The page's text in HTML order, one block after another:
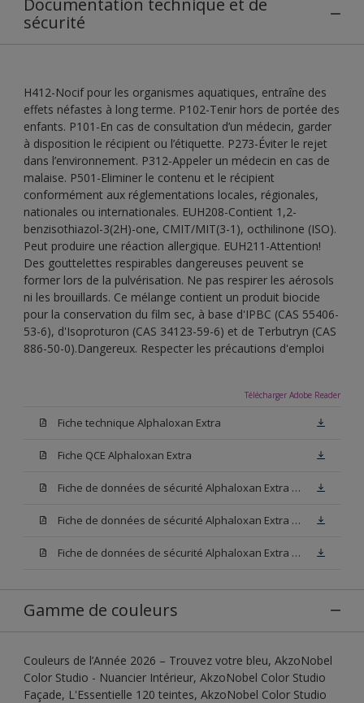
sécurité
H412-Nocif pour les organismes aquatiques, entraîne des
effets néfastes à long terme. P102-Tenir hors de portée des
enfants. P101-En cas de consultation d’un médecin, garder
à disposition le récipient ou l’étiquette. P273-Éviter le rejet
dans l’environnement. P312-Appeler un médecin en cas de
malaise. P501-Eliminer le contenu et le récipient
conformément aux réglementations locales, régionales,
nationales ou internationales. EUH208-Contient 1,2-
benzisothiazol-3(2H)-one, CMIT/MIT(3-1), octhilinone (ISO).
Peut produire une réaction allergique. EUH211-Attention!
Des gouttelettes respirables dangereuses peuvent se
former lors de la pulvérisation. Ne pas respirer les aérosols
ni les brouillards. Ce mélange contient un produit biocide
pour la conservation du film sec, à base d'IPBC (CAS 55406-
53-6), d'Isoproturon (CAS 34123-59-6) et de Terbutryn (CAS
886-50-0).Dangereux. Respecter les précautions d'emploi
Télécharger Adobe Reader
Fiche technique Alphaloxan Extra
Fiche QCE Alphaloxan Extra
Fiche de données de sécurité Alphaloxan Extra Base W05
Fiche de données de sécurité Alphaloxan Extra Base N00
Fiche de données de sécurité Alphaloxan Extra Base M15
Gamme de couleurs
Couleurs de l’Année 2026 – Trouvez votre bleu, AkzoNobel
Color Studio - Nuancier Intérieur, AkzoNobel Color Studio
Façade, L'Essentielle 120 teintes, AkzoNobel Color Studio